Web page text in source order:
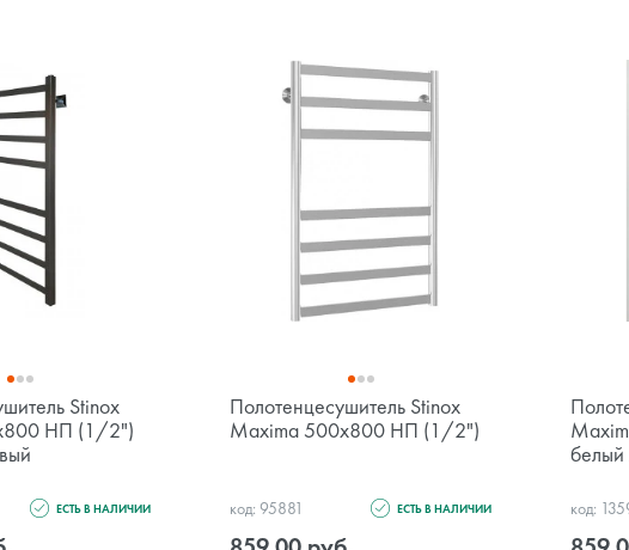
Stinox
НП (1/2")
ЕСТЬ В НАЛИЧИИ
Полотенцесушитель Stinox
Maxima 500x800 НП (1/2")
код: 95881 ЕСТЬ В НАЛИЧИИ
белый
код: